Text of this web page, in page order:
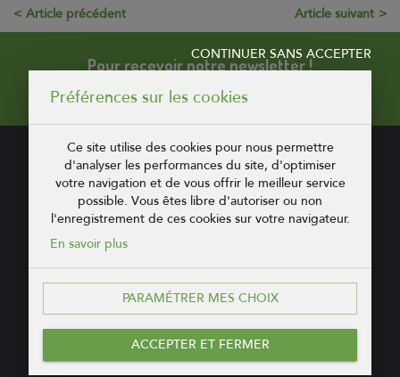
Article précédent Article suivant
Pour recevoir notre newsletter !
CONTACT
17, boulevard de la Tour d'Auvergne
35000RENNES
02 99 35 01 35
Ecrivez-nous
CONTINUER SANS ACCEPTER
Préférences sur les cookies
Ce site utilise des cookies pour nous permettre
d'analyser les performances du site, d'optimiser
votre navigation et de vous offrir le meilleur service
possible. Vous êtes libre d'autoriser ou non
l'enregistrement de ces cookies sur votre navigateur.
En savoir plus
PARAMÉTRER MES CHOIX
ACCEPTER ET FERMER